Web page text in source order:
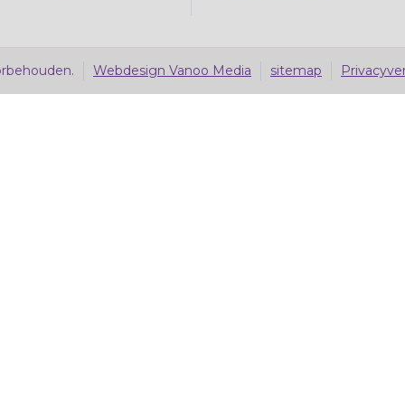
Webdesign Vanoo Media sitemap